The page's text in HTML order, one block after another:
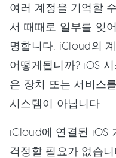
여러 계정을 기억할
서 때때로 일부를 잊
명합니다. iCloud의
어떻게됩니까? iOS
은 장치 또는 서비스
시스템이 아닙니다.
iCloud에 연결된 iOS
걱정할 필요가 없습